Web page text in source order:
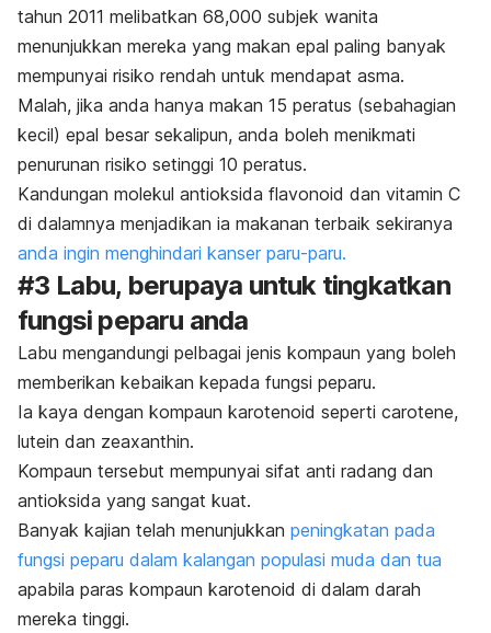
tahun 2011 melibatkan 68,000 subjek wanita
menunjukkan mereka yang makan epal paling banyak
mempunyai risiko rendah untuk mendapat asma.
Malah, jika anda hanya makan 15 peratus (sebahagian
kecil) epal besar sekalipun, anda boleh menikmati
penurunan risiko setinggi 10 peratus.
Kandungan molekul antioksida flavonoid dan vitamin C
di dalamnya menjadikan ia makanan terbaik sekiranya
anda ingin menghindari kanser paru-paru.
#3 Labu, berupaya untuk tingkatkan
fungsi peparu anda
Labu mengandungi pelbagai jenis kompaun yang boleh
memberikan kebaikan kepada fungsi peparu.
Ia kaya dengan kompaun karotenoid seperti carotene,
lutein dan zeaxanthin.
Kompaun tersebut mempunyai sifat anti radang dan
antioksida yang sangat kuat.
Banyak kajian telah menunjukkan peningkatan pada
fungsi peparu dalam kalangan populasi muda dan tua
apabila paras kompaun karotenoid di dalam darah
mereka tinggi.